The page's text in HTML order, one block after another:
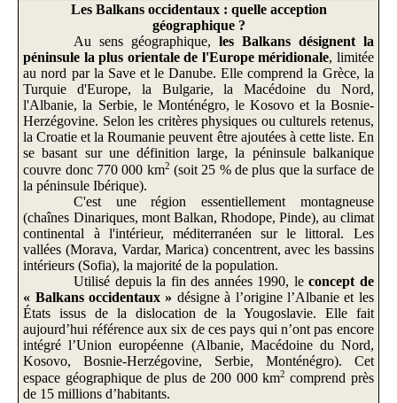
Les Balkans occidentaux : quelle acception
géographique ?
Au sens géographique, les Balkans désignent la
péninsule la plus orientale de l'Europe méridionale, limitée
au nord par la Save et le Danube. Elle comprend la Grèce, la
Turquie d'Europe, la Bulgarie, la Macédoine du Nord,
l'Albanie, la Serbie, le Monténégro, le Kosovo et la Bosnie-
Herzégovine. Selon les critères physiques ou culturels retenus,
la Croatie et la Roumanie peuvent être ajoutées à cette liste. En
se basant sur une définition large, la péninsule balkanique
couvre donc 770 000 km2 (soit 25 % de plus que la surface de
la péninsule Ibérique).
C'est une région essentiellement montagneuse
(chaînes Dinariques, mont Balkan, Rhodope, Pinde), au climat
continental à l'intérieur, méditerranéen sur le littoral. Les
vallées (Morava, Vardar, Marica) concentrent, avec les bassins
intérieurs (Sofia), la majorité de la population.
Utilisé depuis la fin des années 1990, leconcept de
« Balkans occidentaux » désigne à l’origine l’Albanie et les
États issus de la dislocation de la Yougoslavie. Elle fait
aujourd’hui référence aux six de ces pays qui n’ont pas encore
intégré l’Union européenne (Albanie, Macédoine du Nord,
Kosovo, Bosnie-Herzégovine, Serbie, Monténégro). Cet
espace géographique de plus de 200 000 km2 comprend près
de 15 millions d’habitants.